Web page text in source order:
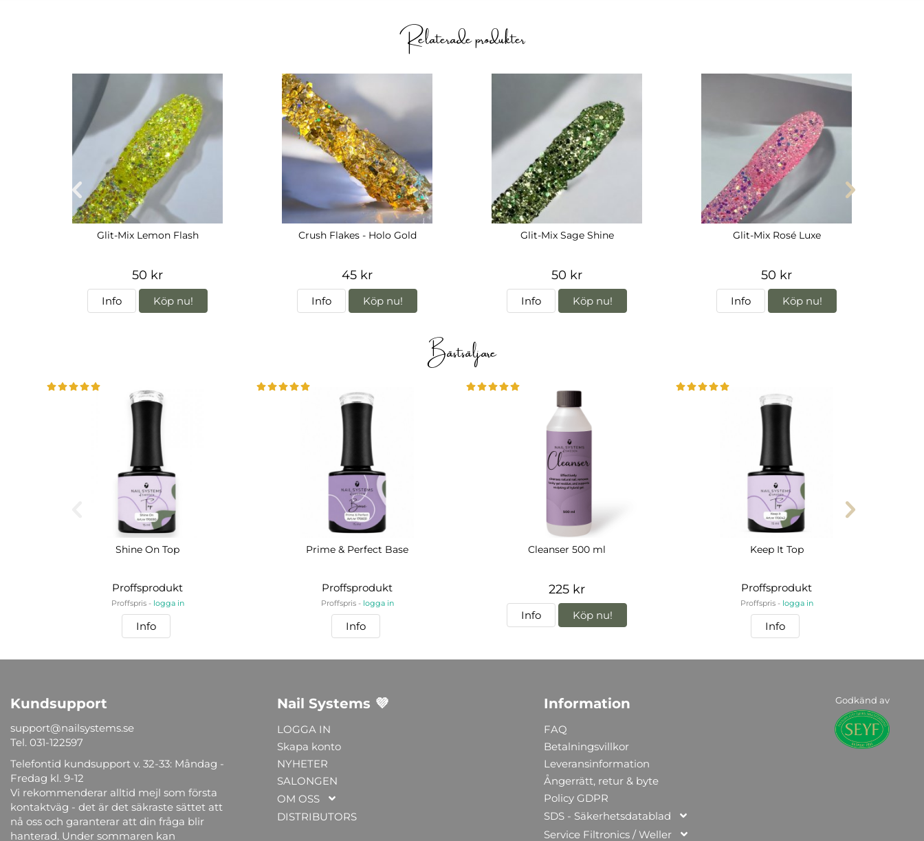
Relaterade produkter
Glit-Mix Lemon Flash
50 kr
Info Köp nu!
Crush Flakes - Holo Gold
45 kr
Info Köp nu!
Glit-Mix Sage Shine
50 kr
Info Köp nu!
Glit-Mix Rosé Luxe
50 kr
Info Köp nu!
Bästsäljare
Shine On Top
Proffsprodukt
Proffspris - logga in
Info
Prime & Perfect Base
Proffsprodukt
Proffspris - logga in
Info
Cleanser 500 ml
225 kr
Info Köp nu!
Keep It Top
Proffsprodukt
Proffspris - logga in
Info
Kundsupport
support@nailsystems.se
Tel. 031-122597
Telefontid kundsupport v. 32-33: Måndag -
Fredag kl. 9-12
Vi rekommenderar alltid mejl som första
kontaktväg - det är det säkraste sättet att
nå oss och garanterar att din fråga blir
hanterad. Under sommaren kan
Nail Systems 💜
LOGGA IN
Skapa konto
NYHETER
SALONGEN
OM OSS
DISTRIBUTORS
Information
FAQ
Betalningsvillkor
Leveransinformation
Ångerrätt, retur & byte
Policy GDPR
SDS - Säkerhetsdatablad
Service Filtronics / Weller
Godkänd av